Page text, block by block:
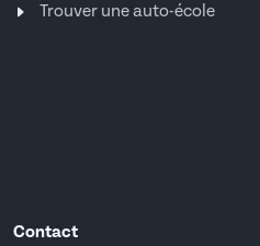
Trouver une auto-école
Contact